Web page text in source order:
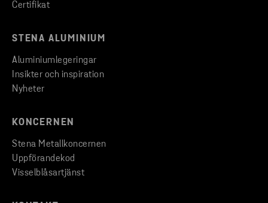
Certifikat
STENA ALUMINIUM
Aluminiumlegeringar
Insikter och inspiration
Nyheter
KONCERNEN
Stena Metallkoncernen
Uppförandekod
Visselblåsartjänst